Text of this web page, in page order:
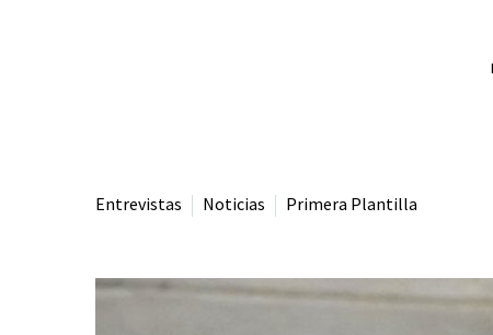
Entrevistas Noticias Primera Plantilla